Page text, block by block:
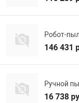
Робот-
146 431
Ручной
16 738